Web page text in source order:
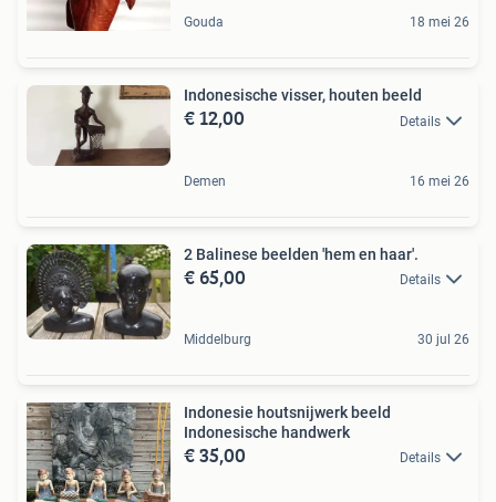
Gouda 18 mei 26
Indonesische visser, houten beeld
€ 12,00 Details
Demen 16 mei 26
2 Balinese beelden 'hem en haar'.
€ 65,00 Details
Middelburg 30 jul 26
Indonesie houtsnijwerk beeld
Indonesische handwerk
€ 35,00 Details